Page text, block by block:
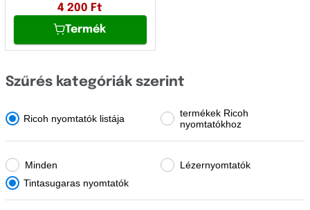
Panasonic
Pantum
Printronix
Sharp
MPC
Nashuatec
P
Priport
4 200 Ft
Termék
Szűrés kategóriák szerint
Ricoh nyomtatók listája
termékek Ricoh
nyomtatókhoz
Minden
Lézernyomtatók
Tintasugaras nyomtatók